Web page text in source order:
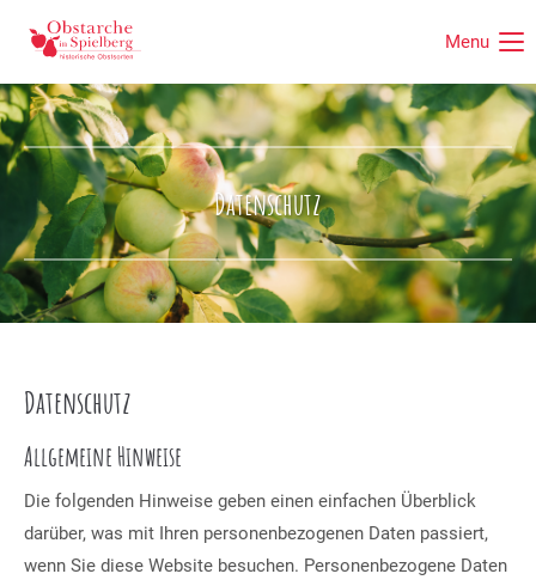
Der Eintrag "offcanvas-col1" existiert leider nicht.
Der Eintrag "offcanvas-col2" existiert leider nicht.
Der Eintrag "offcanvas-col3" existiert leider nicht.
Der Eintrag "offcanvas-col4" existiert leider nicht.
Menu
Datenschutz
Datenschutz
Allgemeine Hinweise
Die folgenden Hinweise geben einen einfachen Überblick
darüber, was mit Ihren personenbezogenen Daten passiert,
wenn Sie diese Website besuchen. Personenbezogene Daten